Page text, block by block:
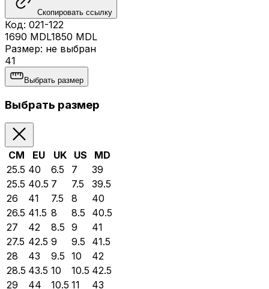
Скопировать ссылку
Код: 021-122
1690 MDL1850 MDL
Размер: не выбран
41
Выбрать размер
Выбрать размер
CM EU UK US
MD
25.5 40 6.5 7
39
25.5 40.5 7 7.5
39.5
26
41 7.5 8
40
26.5 41.5 8 8.5
40.5
27
42 8.5 9
41
27.5 42.5 9 9.5
41.5
28
43 9.5 10
42
28.5 43.5 10 10.5 42.5
29
44 10.5 11
43